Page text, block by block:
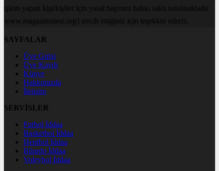
işlem yapan kişi/kişiler için yasal başvuru hakkı saklı tutulmaktadır.
www.magazinsitesi.org'i tercih ettiğiniz için teşekkür ederiz.
SAYFALAR
Üye Girişi
Üye Kaydı
Künye
Hakkımızda
İletişim
SERVİSLER
Futbol İddaa
Basketbol İddaa
Hentbol İddaa
Bilardo İddaa
Voleybol İddaa